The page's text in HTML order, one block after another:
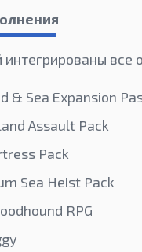
интегрированы все
& Sea Expansion
Assault Pack
Pack
Sea Heist Pack
RPG